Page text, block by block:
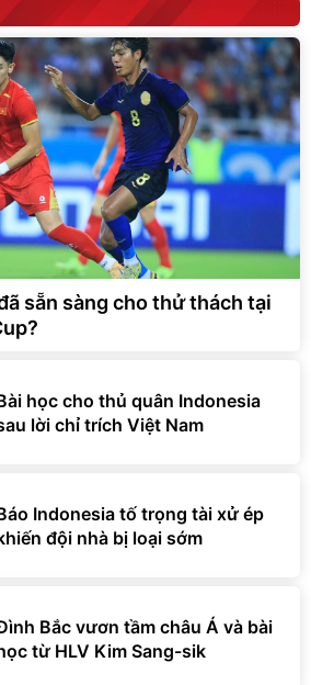
sẵn sàng cho thử thách tại
học cho thủ quân Indonesia
lời chỉ trích Việt Nam
Indonesia tố trọng tài xử ép
đội nhà bị loại sớm
Bắc vươn tầm châu Á và bài
từ HLV Kim Sang-sik